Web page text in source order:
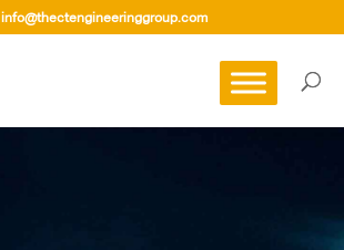
info@thectengineeringgroup.com